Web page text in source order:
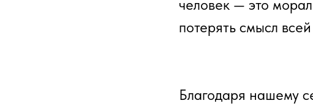
человек — это
потерять смысл
Благодаря нашему